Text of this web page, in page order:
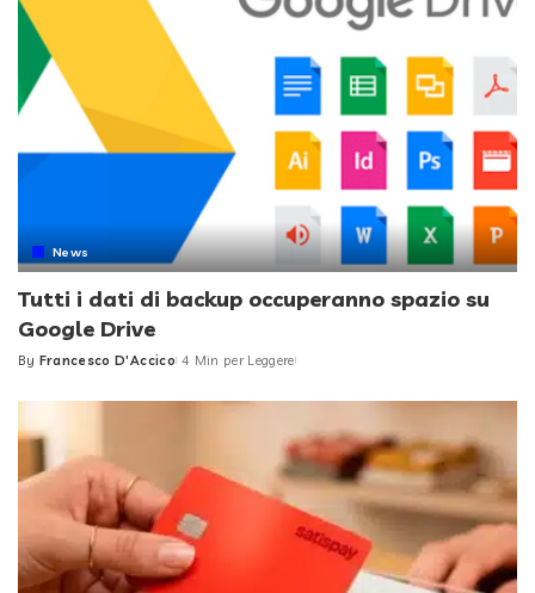
News
Tutti i dati di backup occuperanno spazio su
Google Drive
Posted
By Francesco D'Accico 4 Min per Leggere